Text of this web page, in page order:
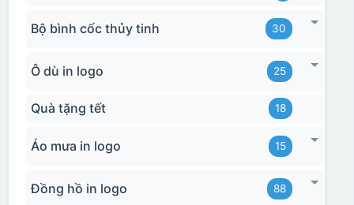
Bộ bình cốc thủy tinh 30
Ô dù in logo 25
Quà tặng tết 18
Áo mưa in logo 15
Đồng hồ in logo 88